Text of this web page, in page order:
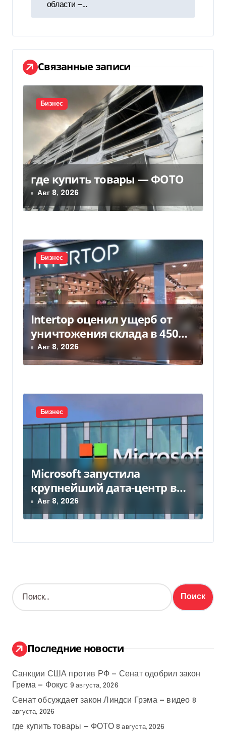
г
а
ц
и
п
о
з
а
и
с
я
м
области —…
Связанные записи
Бизнес
где купить товары — ФОТО
Авг 8, 2026
Бизнес
Intertop оценил ущерб от
уничтожения склада в 450
млн грн
Авг 8, 2026
Бизнес
Microsoft запустила
крупнейший дата-центр в
Индии за $20,5 миллиарда
Авг 8, 2026
Н
а
:
Последние новости
Санкции США против РФ — Сенат одобрил закон
Грема — Фокус 9 августа, 2026
Сенат обсуждает закон Линдси Грэма — видео 8
августа, 2026
где купить товары — ФОТО 8 августа, 2026